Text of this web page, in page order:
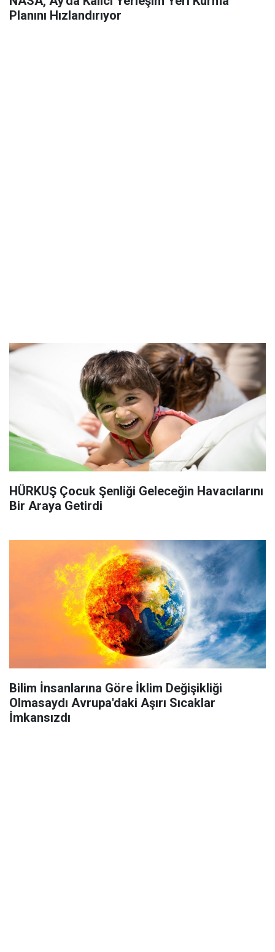
Planını Hızlandırıyor
HÜRKUŞ Çocuk Şenliği Geleceğin Havacılarını
Bir Araya Getirdi
Bilim İnsanlarına Göre İklim Değişikliği
Olmasaydı Avrupa'daki Aşırı Sıcaklar
İmkansızdı